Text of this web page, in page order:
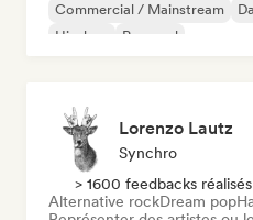
Commercial / Mainstream
Hip-hop
Pop soul
Lorenzo Lautz
Synchro
> 1600 feedbacks réalisés
Alternative rockDream pop